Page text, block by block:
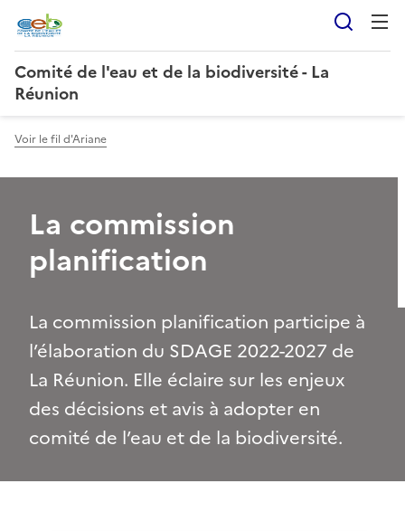
Comité de l'eau et de la biodiversité - La
Réunion
Voir le fil d'Ariane
La commission
planification
La commission planification participe à
l’élaboration du SDAGE 2022-2027 de
La Réunion. Elle éclaire sur les enjeux
des décisions et avis à adopter en
comité de l’eau et de la biodiversité.